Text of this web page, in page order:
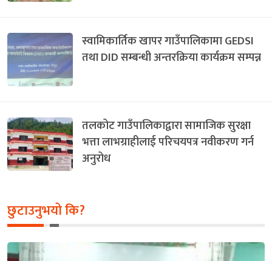
स्वामिकार्तिक खापर गाउँपालिकामा GEDSI
तथा DID सम्बन्धी अन्तरक्रिया कार्यक्रम सम्पन्न
तलकोट गाउँपालिकाद्वारा सामाजिक सुरक्षा
भत्ता लाभग्राहीलाई परिचयपत्र नवीकरण गर्न
अनुरोध
छुटाउनुभयो कि?